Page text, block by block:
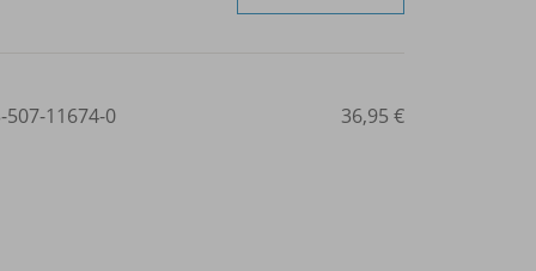
507-11674-0 36,95 €